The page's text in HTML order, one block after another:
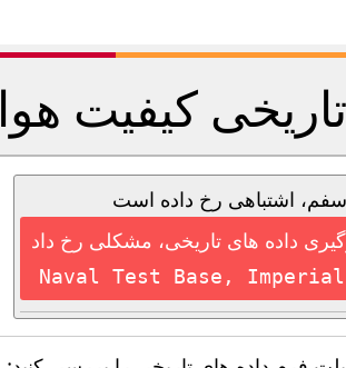
کیفیت هوا
اشتباهی رخ داده است
داده های تاریخی، مشکلی رخ داد
Naval Test Base,